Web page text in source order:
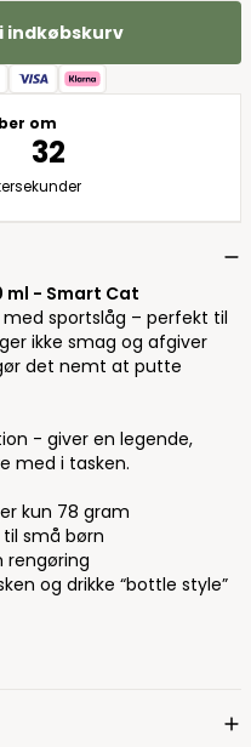
indkøbskurv
om
31
sekunder
ml - Smart Cat
sportslåg – perfekt til
ikke smag og afgiver
det nemt at putte
- giver en legende,
med i tasken.
kun 78 gram
små børn
rengøring
og drikke “bottle style”